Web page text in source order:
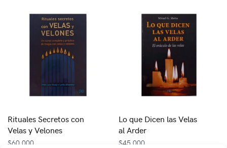
Rituales Secretos con
Velas y Velones
$60,000
Lo que Dicen las Velas
al Arder
$45,000